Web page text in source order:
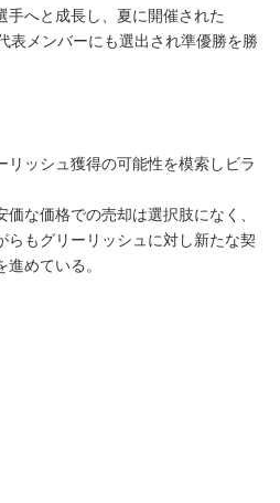
へと成長し、夏に開催された
表メンバーにも選出され準優勝を勝
ッシュ獲得の可能性を模索しビラ
な価格での売却は選択肢になく、
らもグリーリッシュに対し新たな契
めている。